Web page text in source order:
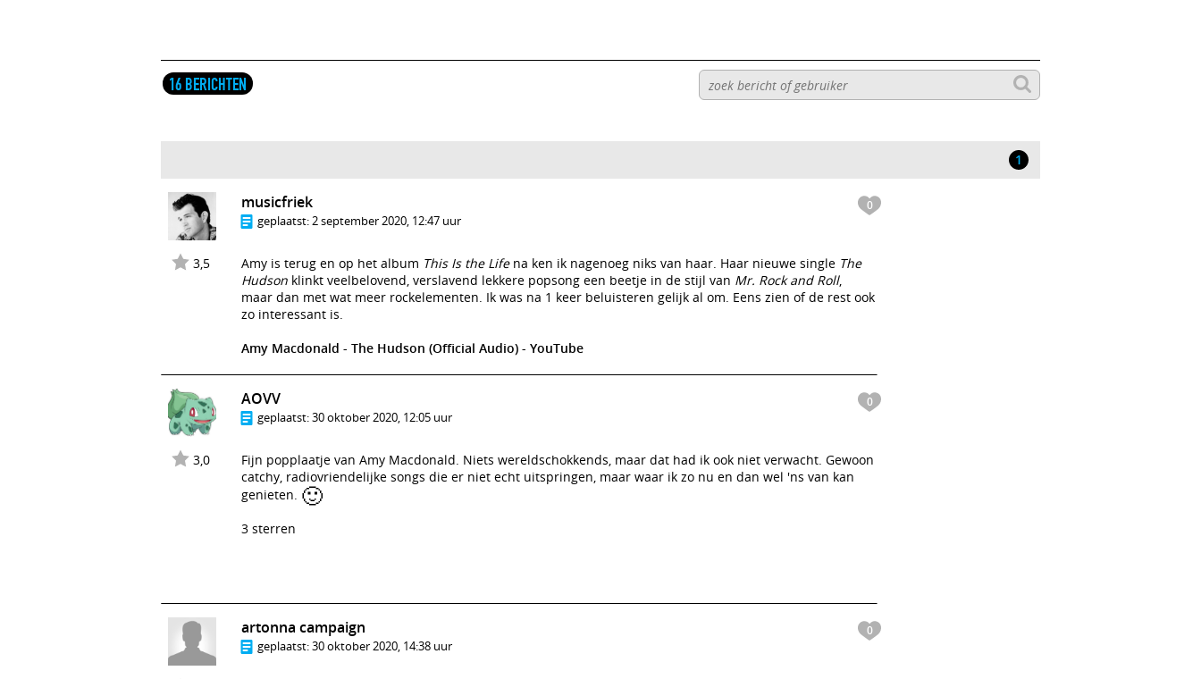
16 BERICHTEN
1
3,5
0
musicfriek
geplaatst:2 september 2020, 12:47 uur
Amy is terug en op het album This Is the Lifena ken ik nagenoeg niks van haar. Haar nieuwe single The
Hudson klinkt veelbelovend, verslavend lekkere popsong een beetje in de stijl van Mr. Rock and Roll,
maar dan met wat meer rockelementen. Ik was na 1 keer beluisteren gelijk al om. Eens zien of de rest ook
zo interessant is.
Amy Macdonald - The Hudson (Official Audio) - YouTube
3,0
0
AOVV
geplaatst:30 oktober 2020, 12:05 uur
Fijn popplaatje van Amy Macdonald. Niets wereldschokkends, maar dat had ik ook niet verwacht. Gewoon
catchy, radiovriendelijke songs die er niet echt uitspringen, maar waar ik zo nu en dan wel 'ns van kan
genieten. 🙂
3 sterren
0
artonna campaign
geplaatst:30 oktober 2020, 14:38 uur